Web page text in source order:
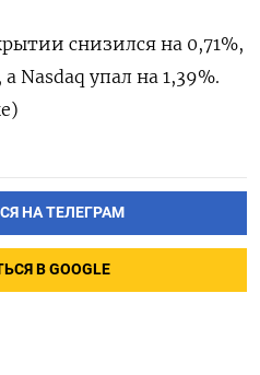
снизился на 0,71%,
Nasdaq упал на 1,39%.
НА ТЕЛЕГРАМ
В GOOGLE